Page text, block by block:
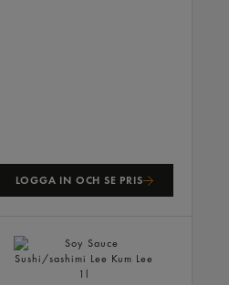
LOGGA IN OCH SE PRIS